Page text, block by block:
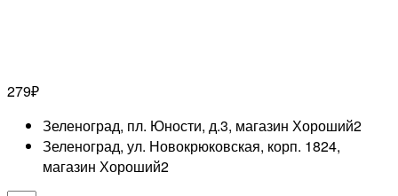
279₽
Зеленоград, пл. Юности, д.3, магазин Хороший2
Зеленоград, ул. Новокрюковская, корп. 1824,
магазин Хороший2